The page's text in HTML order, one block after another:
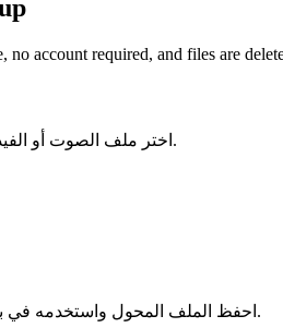
account required, and files are
اختر ملف الصوت أو الفيديو من جهازك واحتفظ بالنسخة الأصلية كنسخة احتياطية.
احفظ الملف المحول واستخدمه في برنامج التحرير أو المشغل أو الأرشيف أو سير عمل النشر.